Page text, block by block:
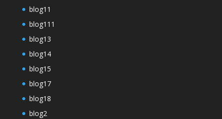
blog11
blog111
blog13
blog14
blog15
blog17
blog18
blog2